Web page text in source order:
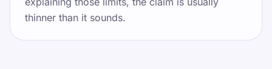
thinner than it sounds.